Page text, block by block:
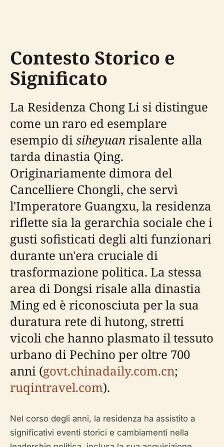
Contesto Storico e
Significato
La Residenza Chong Li si distingue
come un raro ed esemplare
esempio disiheyuanrisalente alla
tarda dinastia Qing.
Originariamente dimora del
Cancelliere Chongli, che servì
l'Imperatore Guangxu, la residenza
riflette sia la gerarchia sociale che i
gusti sofisticati degli alti funzionari
durante un'era cruciale di
trasformazione politica. La stessa
area di Dongsi risale alla dinastia
Ming ed è riconosciuta per la sua
duratura rete di hutong, stretti
vicoli che hanno plasmato il tessuto
urbano di Pechino per oltre 700
anni (govt.chinadaily.com.cn;
ruqintravel.com).
Nel corso degli anni, la residenza ha assistito a
significativi eventi storici e cambiamenti nella